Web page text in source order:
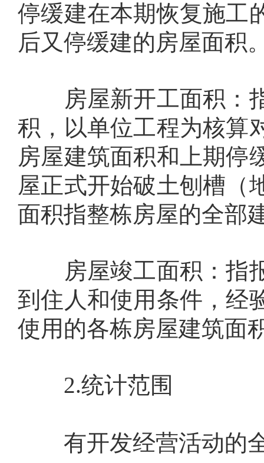
停缓建在本期恢复施工
后又停缓建的房屋面积
房屋新开工面积：指
积，以单位工程为核算
房屋建筑面积和上期停
屋正式开始破土刨槽（
面积指整栋房屋的全部
房屋竣工面积：指报
到住人和使用条件，经
使用的各栋房屋建筑面
2.统计范围
有开发经营活动的全